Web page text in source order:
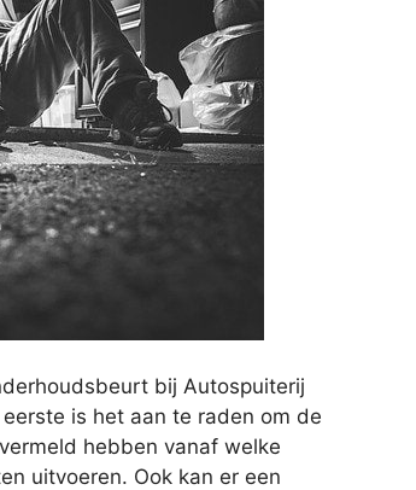
bij Autospuiterij
is het aan te raden om de
hebben vanaf welke
uitvoeren. Ook kan er een